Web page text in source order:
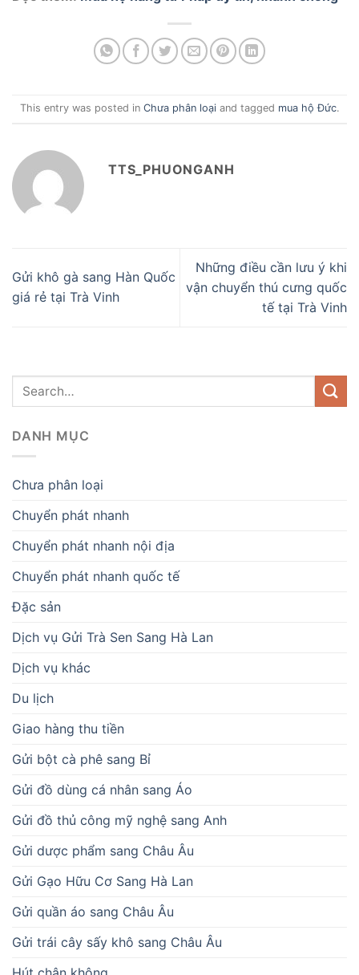
This entry was posted in Chưa phân loạiand tagged mua hộ Đức.
TTS_PHUONGANH
Gửi khô gà sang Hàn Quốc
giá rẻ tại Trà Vinh
Những điều cần lưu ý khi
vận chuyển thú cưng quốc
tế tại Trà Vinh
DANH MỤC
Chưa phân loại
Chuyển phát nhanh
Chuyển phát nhanh nội địa
Chuyển phát nhanh quốc tế
Đặc sản
Dịch vụ Gửi Trà Sen Sang Hà Lan
Dịch vụ khác
Du lịch
Giao hàng thu tiền
Gửi bột cà phê sang Bỉ
Gửi đồ dùng cá nhân sang Áo
Gửi đồ thủ công mỹ nghệ sang Anh
Gửi dược phẩm sang Châu Âu
Gửi Gạo Hữu Cơ Sang Hà Lan
Gửi quần áo sang Châu Âu
Gửi trái cây sấy khô sang Châu Âu